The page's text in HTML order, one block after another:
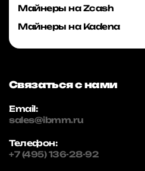
Майнеры на Zcash
Майнеры на Kadena
Связаться с нами
Email:
sales@ibmm.ru
Телефон:
+7 (495) 136-28-92